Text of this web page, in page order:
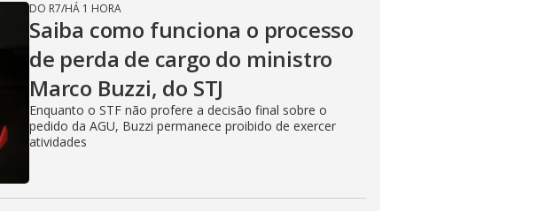
DO R7/HÁ 1 HORA
Saiba como funciona o processo
de perda de cargo do ministro
Marco Buzzi, do STJ
Enquanto o STF não profere a decisão final sobre o
pedido da AGU, Buzzi permanece proibido de exercer
atividades